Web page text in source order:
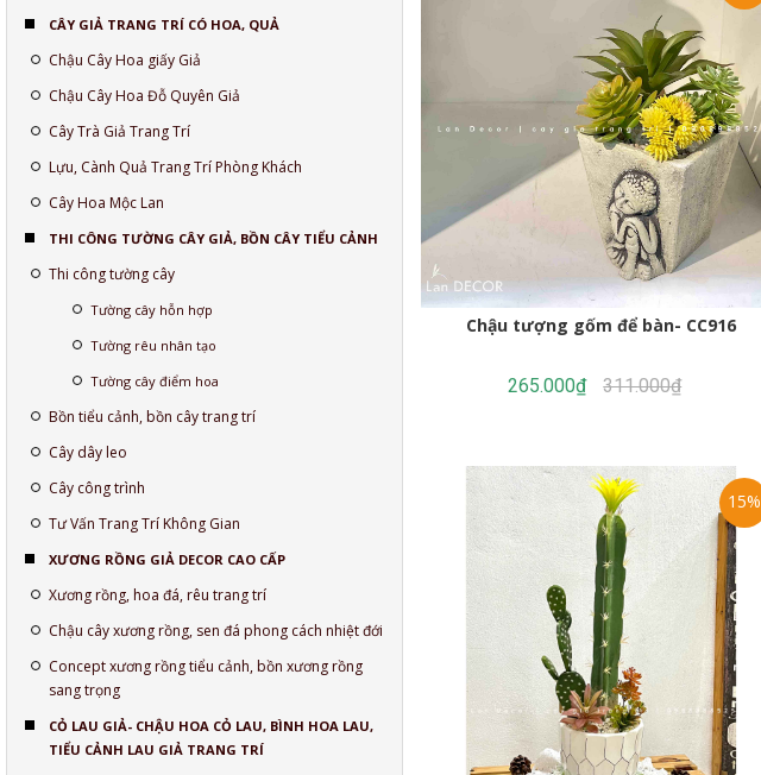
Chậu tượng gốm để bàn- CC916
265.000₫ 311.000₫
15%
CÂY GIẢ TRANG TRÍ CÓ HOA, QUẢ
Chậu Cây Hoa giấy Giả
Chậu Cây Hoa Đỗ Quyên Giả
Cây Trà Giả Trang Trí
Lựu, Cành Quả Trang Trí Phòng Khách
Cây Hoa Mộc Lan
THI CÔNG TƯỜNG CÂY GIẢ, BỒN CÂY TIỂU CẢNH
Thi công tường cây
Tường cây hỗn hợp
Tường rêu nhân tạo
Tường cây điểm hoa
Bồn tiểu cảnh, bồn cây trang trí
Cây dây leo
Cây công trình
Tư Vấn Trang Trí Không Gian
XƯƠNG RỒNG GIẢ DECOR CAO CẤP
Xương rồng, hoa đá, rêu trang trí
Chậu cây xương rồng, sen đá phong cách nhiệt đới
Concept xương rồng tiểu cảnh, bồn xương rồng
sang trọng
CỎ LAU GIẢ- CHẬU HOA CỎ LAU, BÌNH HOA LAU,
TIỂU CẢNH LAU GIẢ TRANG TRÍ